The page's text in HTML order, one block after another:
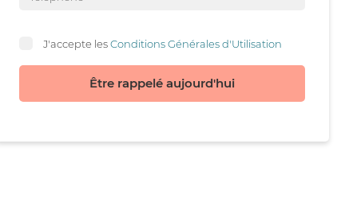
J'accepte lesConditions Générales d'Utilisation
Être rappelé aujourd'hui